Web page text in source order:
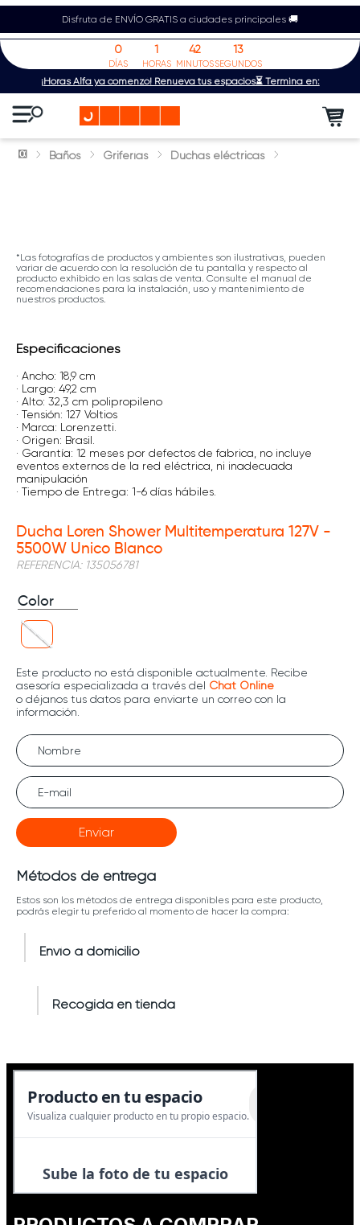
Disfruta de ENVÍO GRATIS a ciudades principales 🚚
¡Horas Alfa ya comenzó! Renueva tus espacios⏳ Termina en:
0
DÍAS
1
HORAS
42
MINUTOS
13
SEGUNDOS
Baños Griferías Duchas eléctricas
*Las fotografías de productos y ambientes son ilustrativas, pueden
variar de acuerdo con la resolución de tu pantalla y respecto al
producto exhibido en las salas de venta. Consulte el manual de
recomendaciones para la instalación, uso y mantenimiento de
nuestros productos.
Especificaciones
· Ancho: 18,9 cm
· Largo: 49,2 cm
· Alto: 32,3 cm polipropileno
· Tensión: 127 Voltios
· Marca: Lorenzetti.
· Origen: Brasil.
· Garantía: 12 meses por defectos de fabrica, no incluye
eventos externos de la red eléctrica, ni inadecuada
manipulación
· Tiempo de Entrega: 1-6 días hábiles.
Ducha Loren Shower Multitemperatura 127V -
5500W Unico Blanco
REFERENCIA: 135056781
Color
Enviar
Métodos de entrega
Estos son los métodos de entrega disponibles para este producto,
podrás elegir tu preferido al momento de hacer la compra:
Envío a domicilio
Recogida en tienda